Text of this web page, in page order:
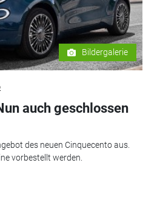
Bildergalerie
auch geschlossen
des neuen Cinquecento aus.
vorbestellt werden.